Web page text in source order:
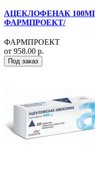
АЦЕКЛОФЕНАК
ФАРМПРОЕКТ/
ФАРМПРОЕКТ
от 958.00 р.
Под заказ